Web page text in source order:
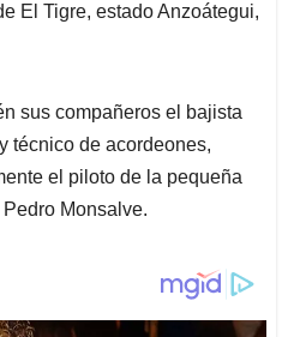
El Tigre, estado Anzoátegui,
sus compañeros el bajista
técnico de acordeones,
el piloto de la pequeña
Monsalve.